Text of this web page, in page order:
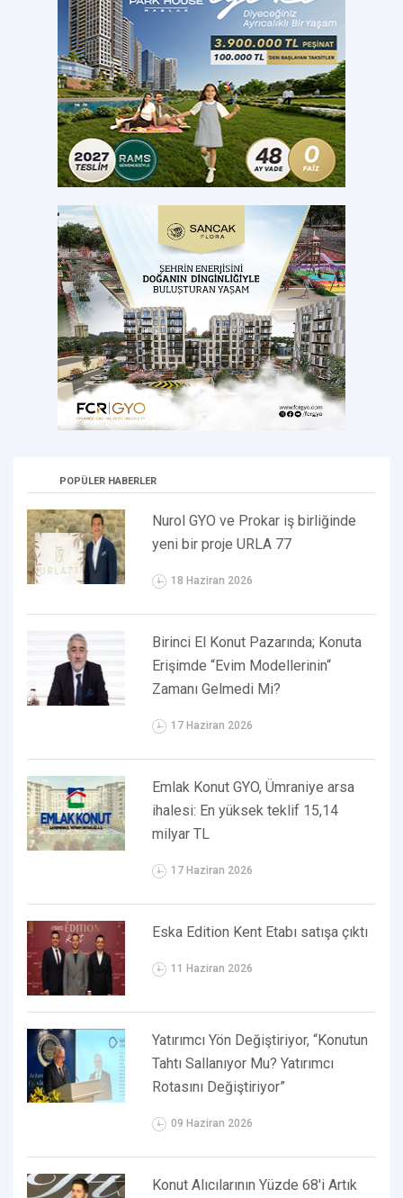
POPÜLER HABERLER
Nurol GYO ve Prokar iş birliğinde
yeni bir proje URLA 77
18 Haziran 2026
Birinci El Konut Pazarında; Konuta
Erişimde “Evim Modellerinin“
Zamanı Gelmedi Mi?
17 Haziran 2026
Emlak Konut GYO, Ümraniye arsa
ihalesi: En yüksek teklif 15,14
milyar TL
17 Haziran 2026
Eska Edition Kent Etabı satışa çıktı
11 Haziran 2026
Yatırımcı Yön Değiştiriyor, “Konutun
Tahtı Sallanıyor Mu? Yatırımcı
Rotasını Değiştiriyor”
09 Haziran 2026
Konut Alıcılarının Yüzde 68'i Artık